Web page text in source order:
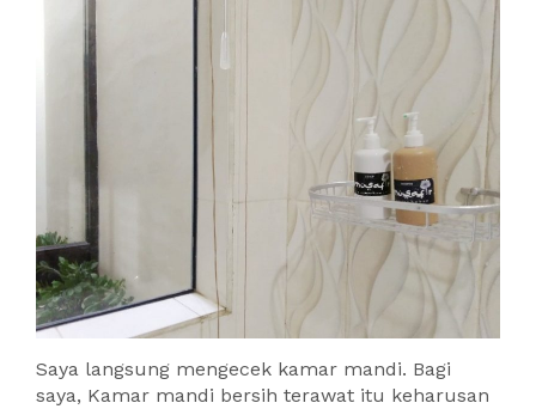
Saya langsung mengecek kamar mandi. Bagi
saya, Kamar mandi bersih terawat itu keharusan